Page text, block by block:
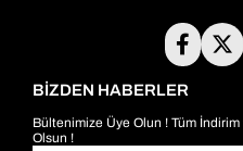
BİZDEN HABERLER
Bültenimize Üye Olun ! Tüm
Olsun !